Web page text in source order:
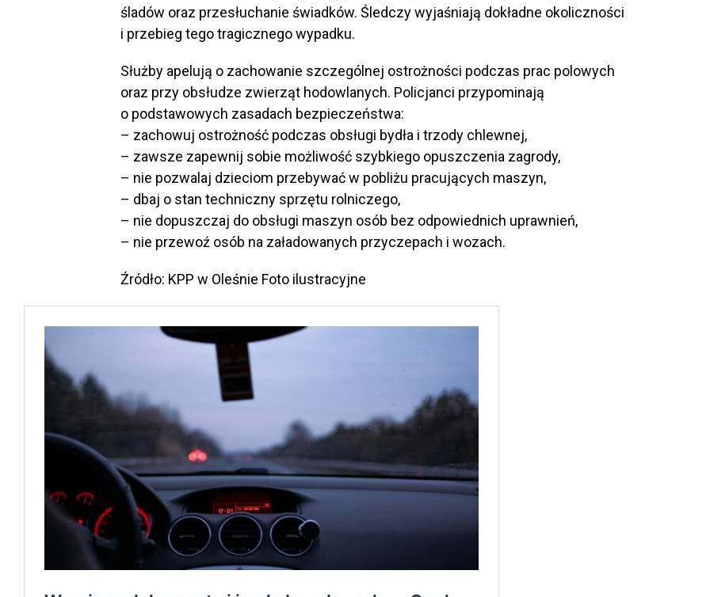
śladów oraz przesłuchanie świadków. Śledczy wyjaśniają dokładne okoliczności
i przebieg tego tragicznego wypadku.
Służby apelują o zachowanie szczególnej ostrożności podczas prac polowych
oraz przy obsłudze zwierząt hodowlanych. Policjanci przypominają
o podstawowych zasadach bezpieczeństwa:
– zachowuj ostrożność podczas obsługi bydła i trzody chlewnej,
– zawsze zapewnij sobie możliwość szybkiego opuszczenia zagrody,
– nie pozwalaj dzieciom przebywać w pobliżu pracujących maszyn,
– dbaj o stan techniczny sprzętu rolniczego,
– nie dopuszczaj do obsługi maszyn osób bez odpowiednich uprawnień,
– nie przewoź osób na załadowanych przyczepach i wozach.
Źródło: KPP w Oleśnie Foto ilustracyjne